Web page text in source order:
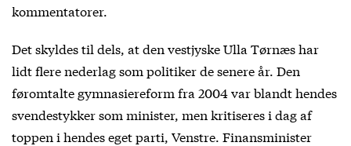
kommentatorer.
Det skyldes til dels, at den vestjyske Ulla Tørnæs har
lidt flere nederlag som politiker de senere år. Den
føromtalte gymnasiereform fra 2004 var blandt hendes
svendestykker som minister, men kritiseres i dag af
toppen i hendes eget parti, Venstre. Finansminister